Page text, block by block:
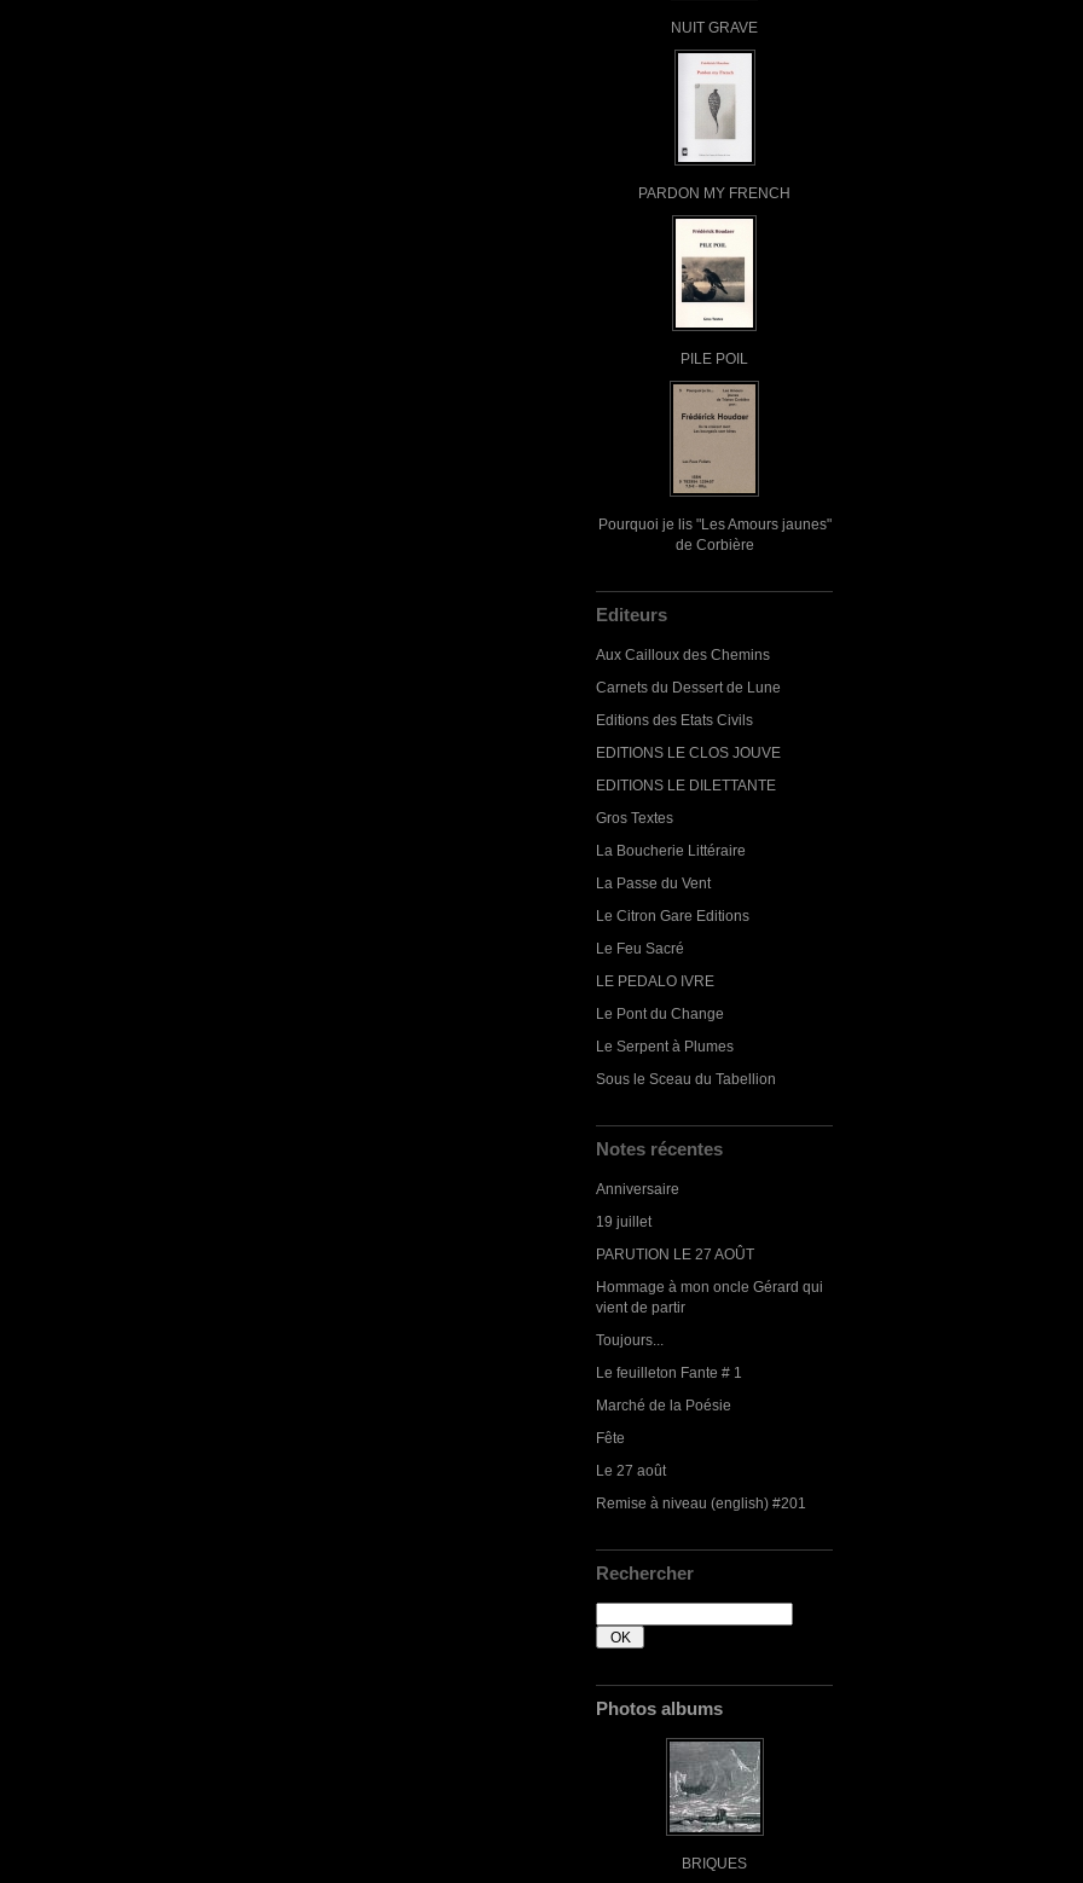
NUIT GRAVE
PARDON MY FRENCH
PILE POIL
Pourquoi je lis "Les Amours jaunes"
de Corbière
Editeurs
Aux Cailloux des Chemins
Carnets du Dessert de Lune
Editions des Etats Civils
EDITIONS LE CLOS JOUVE
EDITIONS LE DILETTANTE
Gros Textes
La Boucherie Littéraire
La Passe du Vent
Le Citron Gare Editions
Le Feu Sacré
LE PEDALO IVRE
Le Pont du Change
Le Serpent à Plumes
Sous le Sceau du Tabellion
Notes récentes
Anniversaire
19 juillet
PARUTION LE 27 AOÛT
Hommage à mon oncle Gérard qui
vient de partir
Toujours...
Le feuilleton Fante # 1
Marché de la Poésie
Fête
Le 27 août
Remise à niveau (english) #201
Rechercher
Photos albums
BRIQUES